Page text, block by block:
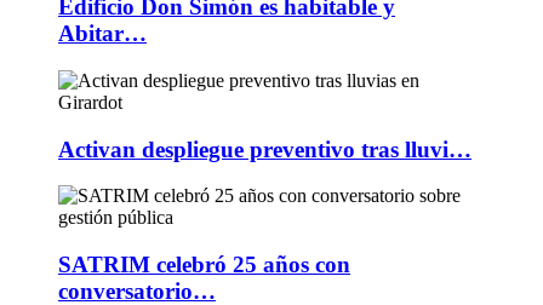
Edificio Don Simón es habitable y
Abitar…
Activan despliegue preventivo tras lluvi…
SATRIM celebró 25 años con
conversatorio…